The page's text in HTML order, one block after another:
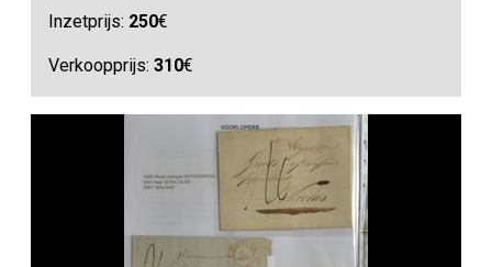
Inzetprijs: 250€
Verkoopprijs:310€